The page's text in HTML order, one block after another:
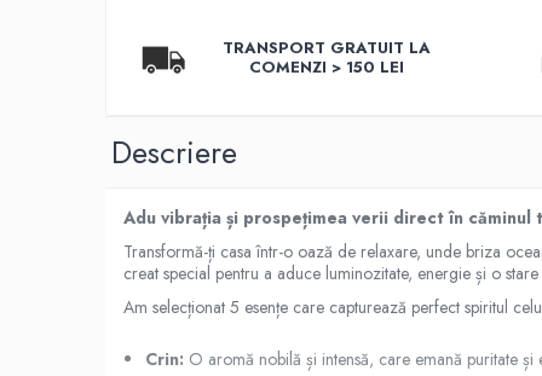
PARFUMURI Casă & Auto
Odorizante de cameră cu bețe
Difuzoare profesionale de parfum
Rezerve parfum pentru difuzoare
Produse Religioase
TRANSPORT GRATUIT LA
COMENZI > 150 LEI
Descriere
Adu vibrația și prospețimea verii direct în căminul
Transformă-ți casa într-o oază de relaxare, unde briza
creat special pentru a aduce luminozitate, energie și o
Am selecționat 5 esențe care capturează perfect spiritul
Crin: O aromă nobilă și intensă, care emană puritate și